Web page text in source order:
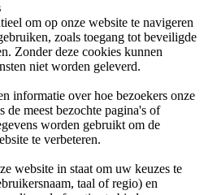
om op onze website te navigeren
zoals toegang tot beveiligde
Zonder deze cookies kunnen
niet worden geleverd.
informatie over hoe bezoekers onze
de meest bezochte pagina's of
worden gebruikt om de
te verbeteren.
website in staat om uw keuzes te
taal of regio) en